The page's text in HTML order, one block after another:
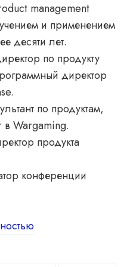
management
и применением
десяти лет.
по продукту
директор
по продуктам,
Wargaming.
продукта
конференции